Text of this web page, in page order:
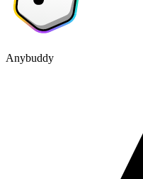
Anybuddy